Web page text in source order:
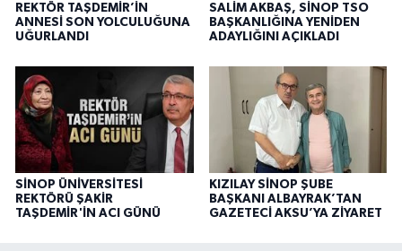
REKTÖR TAŞDEMİR’İN
ANNESİ SON YOLCULUĞUNA
UĞURLANDI
SALİM AKBAŞ, SİNOP TSO
BAŞKANLIĞINA YENİDEN
ADAYLIĞINI AÇIKLADI
SİNOP ÜNİVERSİTESİ
REKTÖRÜ ŞAKİR
TAŞDEMİR'İN ACI GÜNÜ
KIZILAY SİNOP ŞUBE
BAŞKANI ALBAYRAK’TAN
GAZETECİ AKSU’YA ZİYARET